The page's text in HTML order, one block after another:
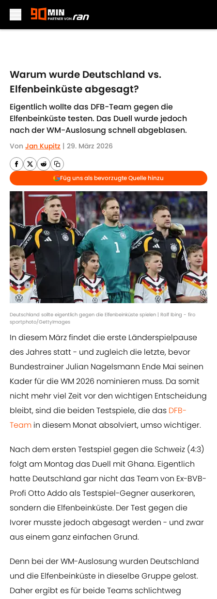
Warum wurde Deutschland vs.
Elfenbeinküste abgesagt?
Eigentlich wollte das DFB-Team gegen die
Elfenbeinküste testen. Das Duell wurde jedoch
nach der WM-Auslosung schnell abgeblasen.
Von Jan Kupitz | 29. März 2026
Füg uns als bevorzugte Quelle hinzu
Deutschland sollte eigentlich gegen die Elfenbeinküste spielen | Ralf Ibing - firo
sportphoto/GettyImages
In diesem März findet die erste Länderspielpause
des Jahres statt - und zugleich die letzte, bevor
Bundestrainer Julian Nagelsmann Ende Mai seinen
Kader für die WM 2026 nominieren muss. Da somit
nicht mehr viel Zeit vor den wichtigen Entscheidung
bleibt, sind die beiden Testspiele, die das DFB-
Team in diesem Monat absolviert, umso wichtiger.
Nach dem ersten Testspiel gegen die Schweiz (4:3)
folgt am Montag das Duell mit Ghana. Eigentlich
hatte Deutschland gar nicht das Team von Ex-BVB-
Profi Otto Addo als Testspiel-Gegner auserkoren,
sondern die Elfenbeinküste. Der Test gegen die
Ivorer musste jedoch abgesagt werden - und zwar
aus einem ganz einfachen Grund.
Denn bei der WM-Auslosung wurden Deutschland
und die Elfenbeinküste in dieselbe Gruppe gelost.
Daher ergibt es für beide Teams schlichtweg